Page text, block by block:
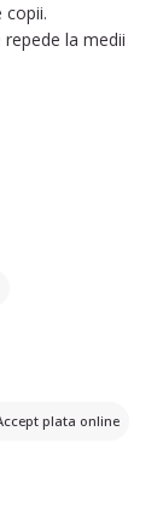
copii.
la medii
plata online